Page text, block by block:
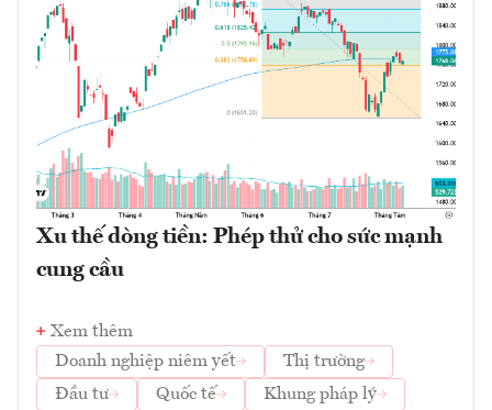
Xu thế dòng tiền: Phép thử cho sức mạnh
cung cầu
Xem thêm
Doanh nghiệp niêm yết
Thị trường
Đầu tư
Quốc tế Khung pháp lý